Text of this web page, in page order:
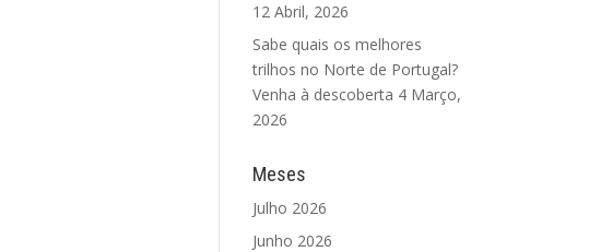
12 Abril, 2026
Sabe quais os melhores
trilhos no Norte de Portugal?
Venha à descoberta 4 Março,
2026
Meses
Julho 2026
Junho 2026